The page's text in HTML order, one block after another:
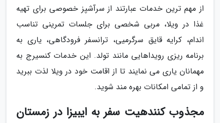
از مهم ترین خدمات عبارتند از سرآشپز خصوصی برای تهیه
غذا در ویلا، مربی شخصی برای جلسات تمرینی تناسب
اندام، کرایه قایق سرگرمیی، ترانسفر فرودگاهی، یاری به
برنامه ریزی رویداهایی مانند تولد. این خدمات کنسیرج به
مهمانان یاری می نمایند تا از اقامت خود در ویلا لذت ببرید
و از تمامی امکانات بهره مند شوید.
مجذوب کنندهیت سفر به ایبیزا در زمستان